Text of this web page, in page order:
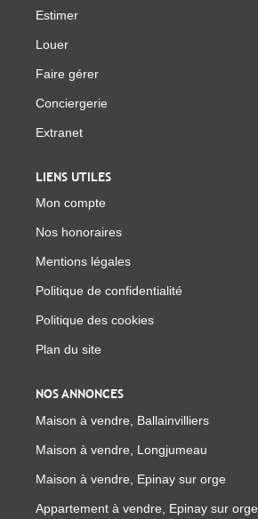
Estimer
Louer
Faire gérer
Conciergerie
Extranet
LIENS UTILES
Mon compte
Nos honoraires
Mentions légales
Politique de confidentialité
Politique des cookies
Plan du site
NOS ANNONCES
Maison à vendre, Ballainvilliers
Maison à vendre, Longjumeau
Maison à vendre, Epinay sur orge
Appartement à vendre, Epinay sur orge